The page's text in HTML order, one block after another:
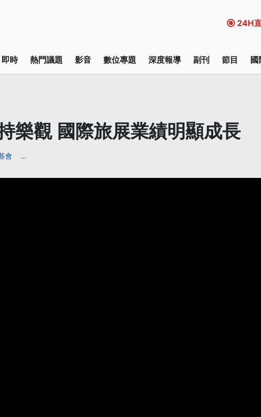
24H
即時 熱門議題 影音 數位專題 深度報導 副刊 節目
樂觀 國際旅展業績明顯成長
會 ...